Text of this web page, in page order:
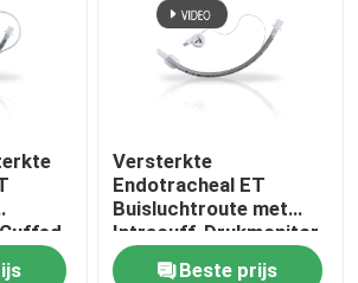
Versterkte
Endotracheal ET
Buisluchtroute met
Intracuff-Drukmonitor
Beste prijs